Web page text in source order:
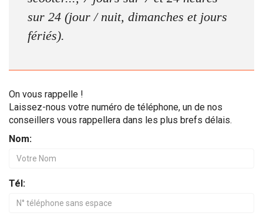
sur 24 (jour / nuit, dimanches et jours
fériés).
On vous rappelle !
Laissez-nous votre numéro de téléphone, un de nos
conseillers vous rappellera dans les plus brefs délais.
Nom:
Tél: